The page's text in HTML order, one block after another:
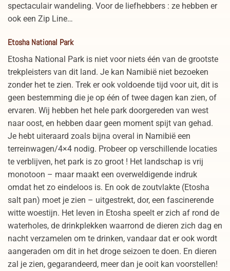
spectaculair wandeling. Voor de liefhebbers : ze hebben er
ook een Zip Line…
Etosha National Park
Etosha National Park is niet voor niets één van de grootste
trekpleisters van dit land. Je kan Namibië niet bezoeken
zonder het te zien. Trek er ook voldoende tijd voor uit, dit is
geen bestemming die je op één of twee dagen kan zien, of
ervaren. Wij hebben het hele park doorgereden van west
naar oost, en hebben daar geen moment spijt van gehad.
Je hebt uiteraard zoals bijna overal in Namibië een
terreinwagen/4×4 nodig. Probeer op verschillende locaties
te verblijven, het park is zo groot ! Het landschap is vrij
monotoon – maar maakt een overweldigende indruk
omdat het zo eindeloos is. En ook de zoutvlakte (Etosha
salt pan) moet je zien – uitgestrekt, dor, een fascinerende
witte woestijn. Het leven in Etosha speelt er zich af rond de
waterholes, de drinkplekken waarrond de dieren zich dag en
nacht verzamelen om te drinken, vandaar dat er ook wordt
aangeraden om dit in het droge seizoen te doen. En dieren
zal je zien, gegarandeerd, meer dan je ooit kan voorstellen!